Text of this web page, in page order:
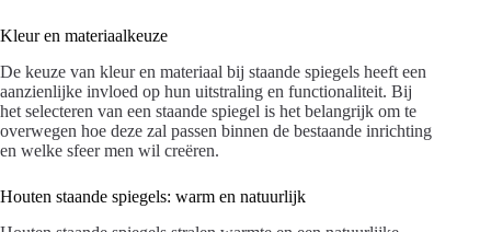
Kleur en materiaalkeuze
De keuze van kleur en materiaal bij staande spiegels heeft een
aanzienlijke invloed op hun uitstraling en functionaliteit. Bij
het selecteren van een staande spiegel is het belangrijk om te
overwegen hoe deze zal passen binnen de bestaande inrichting
en welke sfeer men wil creëren.
Houten staande spiegels: warm en natuurlijk